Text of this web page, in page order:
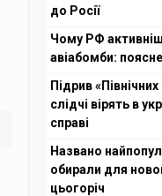
до Росії
Чому РФ
авіабомби:
Підрив
слідчі вірять в
справі
Названо
обирали для
цьогоріч